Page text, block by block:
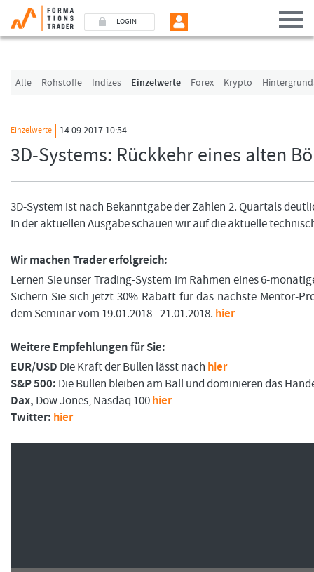
LOGIN
Alle Rohstoffe Indizes Einzelwerte Forex Krypto
Einzelwerte 14.09.2017 10:54
3D-Systems: Rückkehr eines alten
3D-System ist nach Bekanntgabe der Zahlen 2. Quartals
In der aktuellen Ausgabe schauen wir auf die aktuelle
Wir machen Trader erfolgreich:
Lernen Sie unser Trading-System im Rahmen eines 6-
Sichern Sie sich jetzt 30% Rabatt für das nächste Mentor-
dem Seminar vom 19.01.2018 - 21.01.2018. hier
Weitere Empfehlungen für Sie:
EUR/USD Die Kraft der Bullen lässt nach hier
S&P 500: Die Bullen bleiben am Ball und dominieren das
Dax, Dow Jones, Nasdaq 100hier
Twitter: hier
Benutzer (E-Mail-Adresse in Kleinschrift)
Angemeldet bleiben
LOGIN
Passwort vergessen
Ich bin neu, und jetzt?
„Formationstrader werden“, und finden Sie auf unserem Online-Shop das
FORMATIONSTRADER WERDEN